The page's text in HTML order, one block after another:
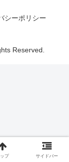
シーポリシー
Reserved.
ップ サイドバー